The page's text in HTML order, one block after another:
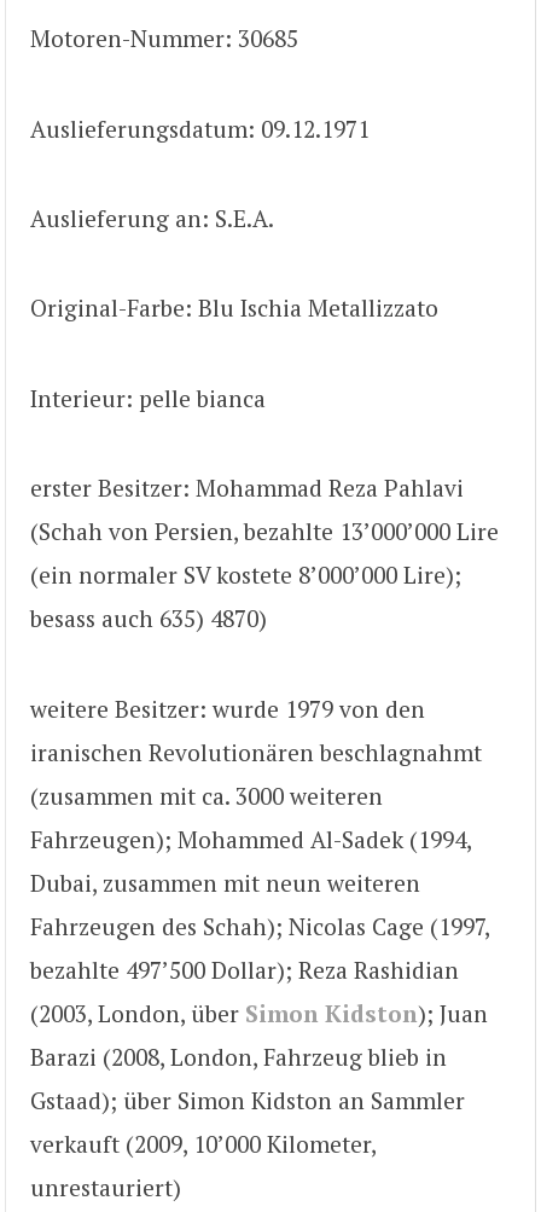
Motoren-Nummer: 30685
Auslieferungsdatum: 09.12.1971
Auslieferung an: S.E.A.
Original-Farbe: Blu Ischia Metallizzato
Interieur: pelle bianca
erster Besitzer: Mohammad Reza Pahlavi
(Schah von Persien, bezahlte 13’000’000 Lire
(ein normaler SV kostete 8’000’000 Lire);
besass auch 635) 4870)
weitere Besitzer: wurde 1979 von den
iranischen Revolutionären beschlagnahmt
(zusammen mit ca. 3000 weiteren
Fahrzeugen); Mohammed Al-Sadek (1994,
Dubai, zusammen mit neun weiteren
Fahrzeugen des Schah); Nicolas Cage (1997,
bezahlte 497’500 Dollar); Reza Rashidian
(2003, London, über Simon Kidston); Juan
Barazi (2008, London, Fahrzeug blieb in
Gstaad); über Simon Kidston an Sammler
verkauft (2009, 10’000 Kilometer,
unrestauriert)